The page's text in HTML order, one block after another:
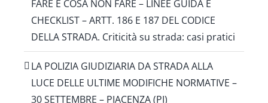
FARE E COSA NON FARE – LINEE GUIDA E
CHECKLIST – ARTT. 186 E 187 DEL CODICE
DELLA STRADA. Criticità su strada: casi pratici
LA POLIZIA GIUDIZIARIA DA STRADA ALLA
LUCE DELLE ULTIME MODIFICHE NORMATIVE –
30 SETTEMBRE – PIACENZA (PI)